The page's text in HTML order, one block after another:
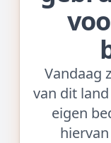
Vandaag
van dit
eigen